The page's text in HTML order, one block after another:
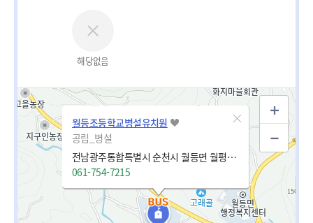
해당없음
월등초등학교병설유치원
공립_병설
전남광주통합특별시 순천시 월등면 월평2길 21
061-754-7215